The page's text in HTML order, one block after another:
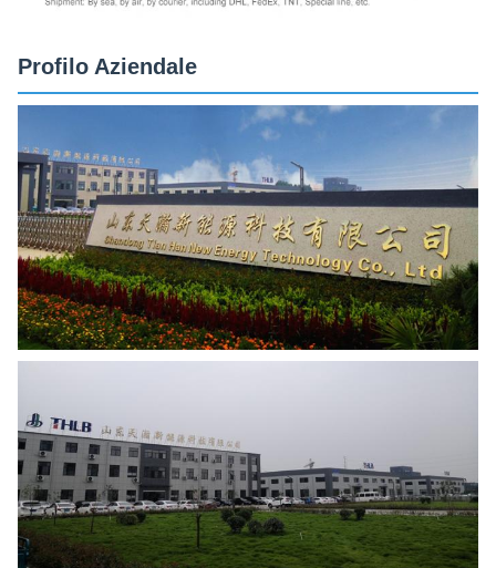
Profilo Aziendale